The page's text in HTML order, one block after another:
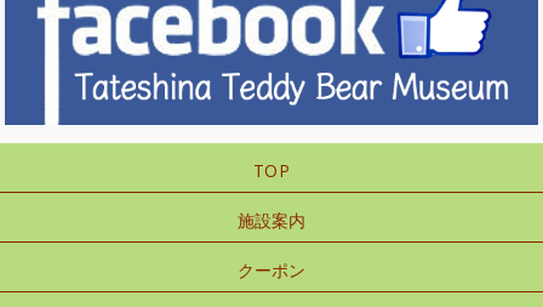
TOP
施設案内
クーポン